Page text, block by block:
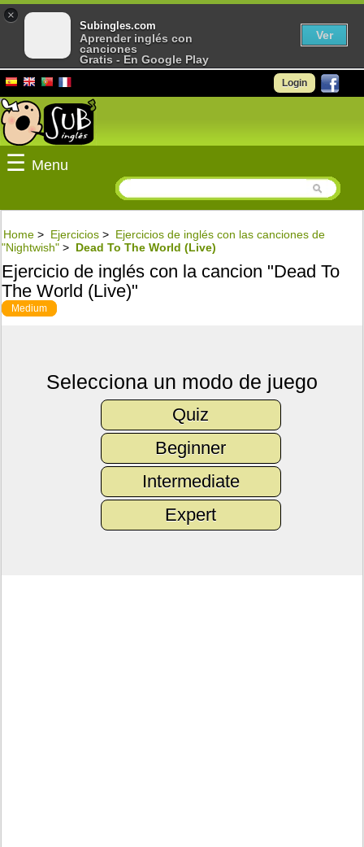
Login
☰ Menu
Home > Ejercicios > Ejercicios de inglés con las canciones de
"Nightwish" > Dead To The World (Live)
Ejercicio de inglés con la cancion "Dead To
The World (Live)"
Medium
Selecciona un modo de juego
Quiz
Beginner
Intermediate
Expert
×
Subingles.com
Aprender inglés con
canciones
Gratis - En Google Play
Ver